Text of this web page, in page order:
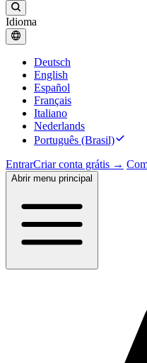
Idioma
Deutsch
English
Español
Français
Italiano
Nederlands
Português (Brasil)
EntrarCriar conta grátis →
Abrir menu principal